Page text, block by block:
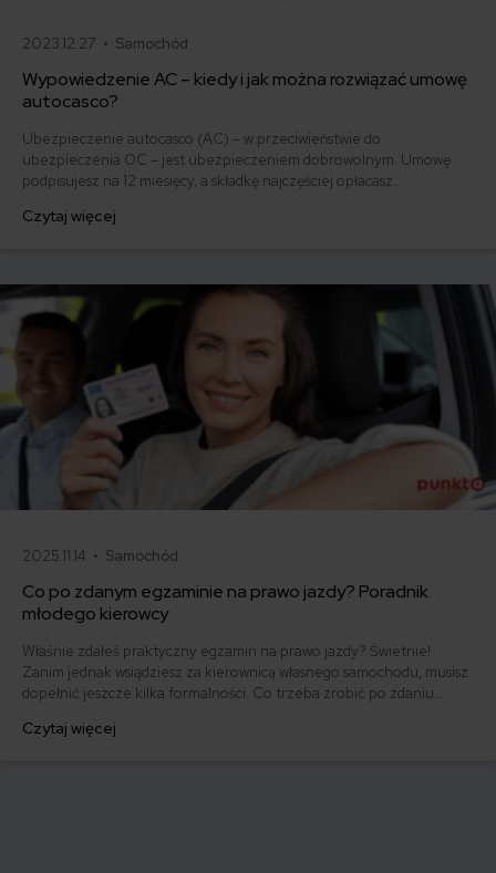
2023.12.27 • Samochód
Wypowiedzenie AC – kiedy i jak można rozwiązać umowę
autocasco?
Ubezpieczenie autocasco (AC) – w przeciwieństwie do
ubezpieczenia OC – jest ubezpieczeniem dobrowolnym. Umowę
podpisujesz na 12 miesięcy, a składkę najczęściej opłacasz
ofertę lub zdecydowałeś się sprzedać samochód w trakcie trwania
Czytaj więcej
2025.11.14 • Samochód
Co po zdanym egzaminie na prawo jazdy? Poradnik
młodego kierowcy
Właśnie zdałeś praktyczny egzamin na prawo jazdy? Świetnie!
Zanim jednak wsiądziesz za kierownicą własnego samochodu, musisz
dopełnić jeszcze kilka formalności. Co trzeba zrobić po zdaniu
którym szybko załatwisz sprawy urzędowe i będziesz mógł prowadzić
Czytaj więcej